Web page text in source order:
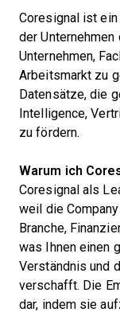
Coresignal ist
der
Unternehmen,
Arbeitsmarkt zu
Datensätze, die
Intelligence,
zu fördern.
Warum ich
Coresignal als
weil die
Branche,
was Ihnen einen
Verständnis und
verschafft. Die
dar, indem sie